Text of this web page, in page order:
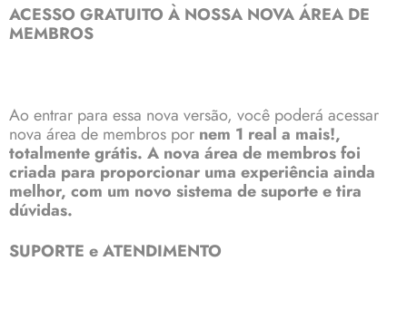
ACESSO GRATUITO À NOSSA NOVA ÁREA DE
MEMBROS
Ao entrar para essa nova versão, você poderá acessar
nova área de membros por nem 1 real a mais!,
totalmente grátis. A nova área de membros foi
criada para proporcionar uma experiência ainda
melhor, com um novo sistema de suporte e tira
dúvidas.
SUPORTE e ATENDIMENTO